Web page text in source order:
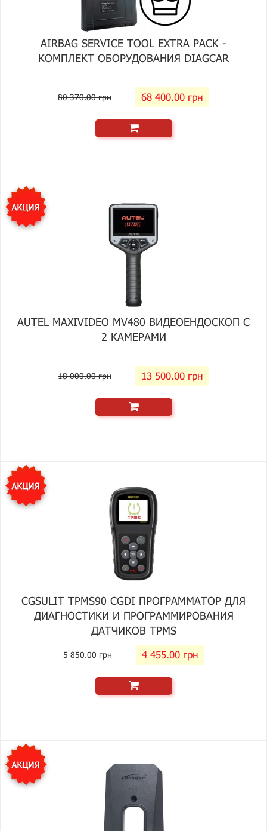
AIRBAG SERVICE TOOL EXTRA PACK -
КОМПЛЕКТ ОБОРУДОВАНИЯ DIAGCAR
80 370.00 грн 68 400.00 грн
AUTEL MAXIVIDEO MV480 ВИДЕОЕНДОСКОП С
2 КАМЕРАМИ
18 000.00 грн 13 500.00 грн
CGSULIT TPMS90 CGDI ПРОГРАММАТОР ДЛЯ
ДИАГНОСТИКИ И ПРОГРАММИРОВАНИЯ
ДАТЧИКОВ TPMS
5 850.00 грн 4 455.00 грн